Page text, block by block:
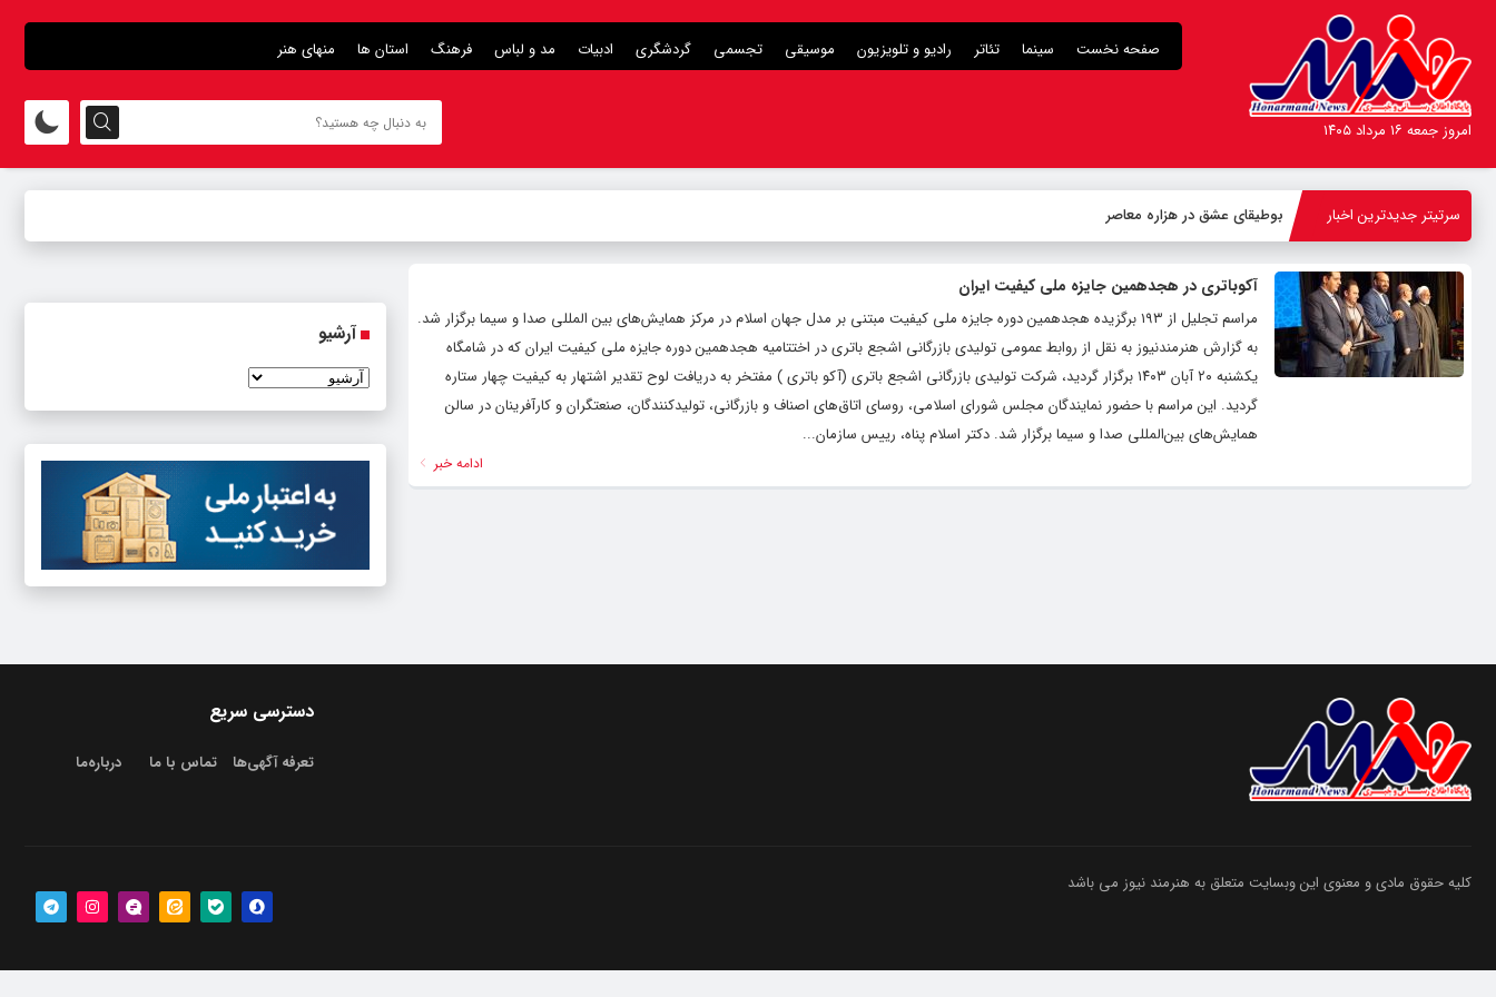
صفحه نخست سینما تئاتر رادیو و تلویزیون موسیقی تجسمی گردشگری ادبیات مد و لباس فرهنگ استان ها منهای هنر
امروز جمعه ۱۶ مرداد ۱۴۰۵
سرتیتر جدیدترین اخبار بوطیقای عشق در هزاره معاصر
آکوباتری در هجدهمین جایزه ملی کیفیت ایران
مراسم تجلیل از ۱۹۳ برگزیده هجدهمین دوره جایزه ملی کیفیت مبتنی بر مدل جهان اسلام در مرکز همایش‌های بین المللی صدا و سیما برگزار شد.
به گزارش هنرمندنیوز به نقل از روابط عمومی تولیدی بازرگانی اشجع باتری در اختتامیه هجدهمین دوره جایزه ملی کیفیت ایران که در شامگاه
یکشنبه ۲۰ آبان ۱۴۰۳ برگزار گردید، شرکت تولیدی بازرگانی اشجع باتری (آکو باتری ) مفتخر به دریافت لوح تقدیر اشتهار به کیفیت چهار ستاره
گردید. این مراسم با حضور نمایندگان مجلس شورای اسلامی، روسای اتاق‌های اصناف و بازرگانی، تولیدکنندگان، صنعتگران و کارآفرینان در سالن
همایش‌های بین‌المللی صدا و سیما برگزار شد. دکتر اسلام پناه، رییس سازمان...
ادامه خبر
آرشیو
دسترسی سریع
تعرفه آگهی‌ها تماس با ما درباره‌‌ما
کلیه حقوق مادی و معنوی این وبسایت متعلق به هنرمند نیوز می باشد